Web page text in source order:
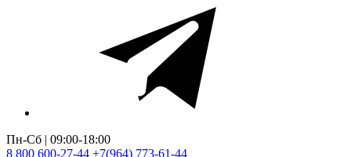
Пн-Сб | 09:00-18:00
8 800 600-27-44 +7(964) 773-61-44